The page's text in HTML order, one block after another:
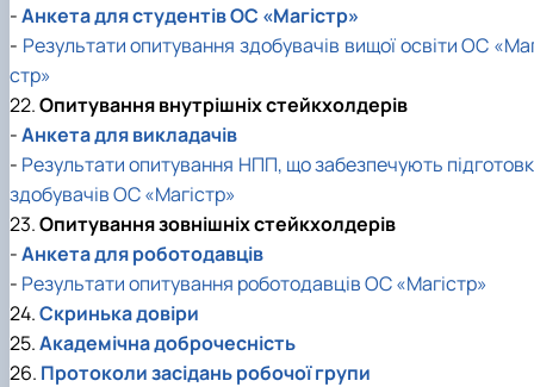
-Анкета для студентів ОС «Магістр»
- Результати опитування здобувачів вищої освіти ОС
стр»
22.Опитування внутрішніх стейкхолдерів
-Анкета для викладачів
- Результати опитування НПП, що забезпечують
здобувачів ОС «Магістр»
23.Опитування зовнішніх стейкхолдерів
-Анкета для роботодавців
- Результати опитування роботодавців ОС «Магістр»
24.Скринька довіри
25.Академічна доброчесність
26. Протоколи засідань робочої групи